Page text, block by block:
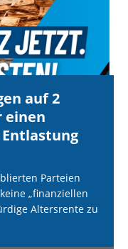
auf 2
einen
Parteien
„finanziellen
Altersrente zu